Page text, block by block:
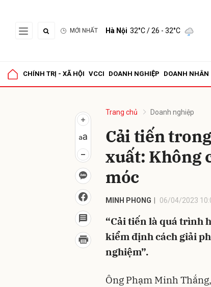
MỚI NHẤT Hà Nội 32°C/ 26 - 32°C
CHÍNH TRỊ - XÃ HỘI VCCI DOANH NGHIỆP DOANH NHÂN
Trang chủ Doanh nghiệp
Cải tiến
xuất: Không
móc
MINH PHONG 06/04/2023
“Cải tiến là quá trình
kiểm định cách giải
nghiệm”.
Ông Phạm Minh